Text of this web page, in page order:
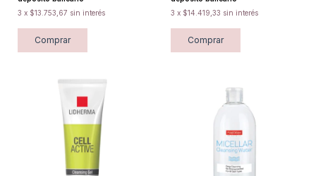
3 x $13.753,67 sin interés
Comprar
3 x $14.419,33 sin interés
Comprar